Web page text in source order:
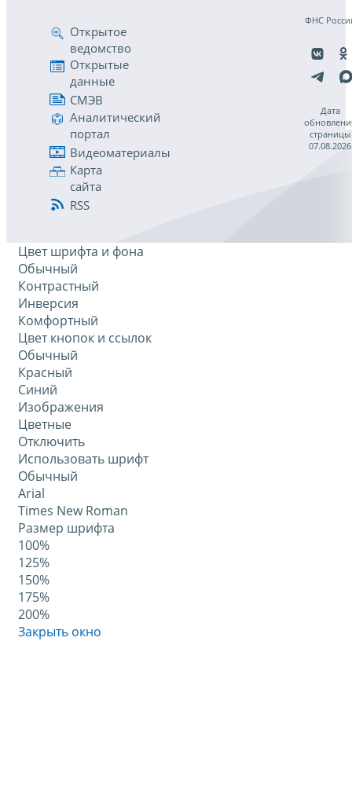
Открытое
ведомство
Открытые
данные
СМЭВ
Аналитический
портал
Видеоматериалы
Карта
сайта
RSS
ФНС
Дата
страницы
07.08.2026
Цвет шрифта и фона
Обычный
Контрастный
Инверсия
Комфортный
Цвет кнопок и ссылок
Обычный
Красный
Синий
Изображения
Цветные
Отключить
Использовать шрифт
Обычный
Arial
Times New Roman
Размер шрифта
100%
125%
150%
175%
200%
Закрыть окно